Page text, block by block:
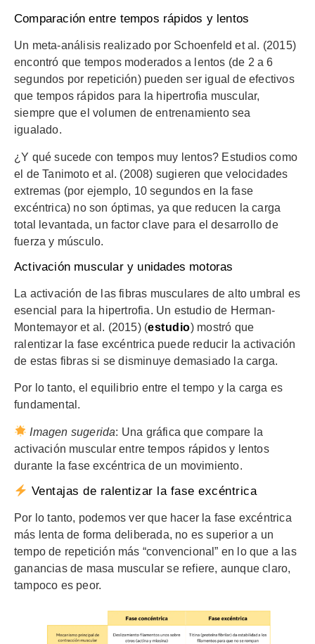
Comparación entre tempos rápidos y lentos
Un meta-análisis realizado por Schoenfeld et al. (2015)
encontró que tempos moderados a lentos (de 2 a 6
segundos por repetición) pueden ser igual de efectivos
que tempos rápidos para la hipertrofia muscular,
siempre que el volumen de entrenamiento sea
igualado.
¿Y qué sucede con tempos muy lentos? Estudios como
el de Tanimoto et al. (2008) sugieren que velocidades
extremas (por ejemplo, 10 segundos en la fase
excéntrica) no son óptimas, ya que reducen la carga
total levantada, un factor clave para el desarrollo de
fuerza y músculo.
Activación muscular y unidades motoras
La activación de las fibras musculares de alto umbral es
esencial para la hipertrofia. Un estudio de Herman-
Montemayor et al. (2015) (estudio) mostró que
ralentizar la fase excéntrica puede reducir la activación
de estas fibras si se disminuye demasiado la carga.
Por lo tanto, el equilibrio entre el tempo y la carga es
fundamental.
Imagen sugerida: Una gráfica que compare la
activación muscular entre tempos rápidos y lentos
durante la fase excéntrica de un movimiento.
Ventajas de ralentizar la fase excéntrica
Por lo tanto, podemos ver que hacer la fase excéntrica
más lenta de forma deliberada, no es superior a un
tempo de repetición más “convencional” en lo que a las
ganancias de masa muscular se refiere, aunque claro,
tampoco es peor.